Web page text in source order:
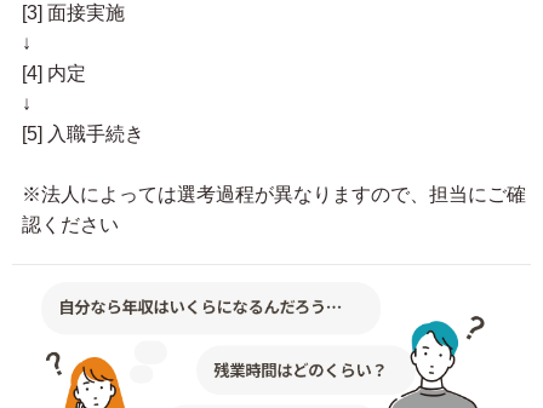
[3] 面接実施
↓
[4] 内定
↓
[5] 入職手続き
※法人によっては選考過程が異なりますので、担当にご確
認ください